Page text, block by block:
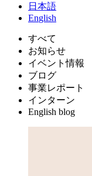
日 本語
English
すべて
お知らせ
イベント情報
ブログ
事業レポート
インターン
English blog